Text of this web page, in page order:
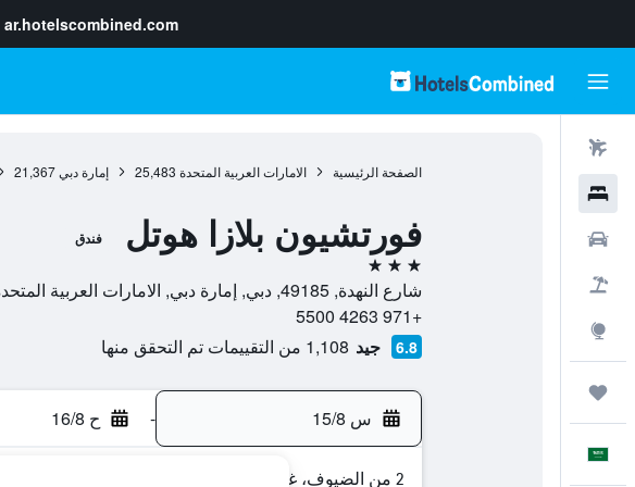
ar.hotelscombined.com
الصفحة الرئيسية الامارات العربية المتحدة 25,483 إمارة دبي 21,367
فورتشيون بلازا هوتل فندق
3 نجوم
شارع النهدة, 49185, دبي, إمارة دبي, الامارات العربية المتحدة
+971 4263 5500
6.8 جيد 1,108 من التقييمات تم التحقق منها
س 15/8 - ح 16/8
2 من الضيوف، غرفة واحدة